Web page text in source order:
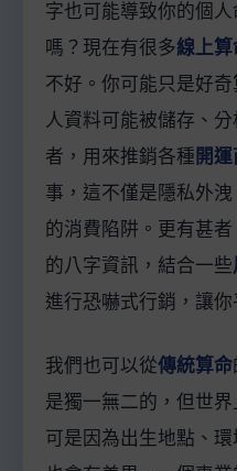
字也可能導致你的個
嗎？現在有很多線上算
不好。你可能只是好
人資料可能被儲存、
者，用來推銷各種 開
事，這不僅是隱私外
的消費陷阱。更有甚
的八字資訊，結合一些
進行恐嚇式行銷，讓
我們也可以從傳統算命
是獨一無二的，但世
可是因為出生地點、